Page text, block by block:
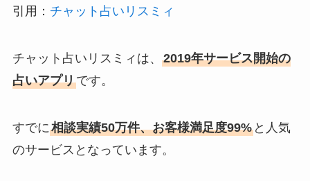
引用： チャット占いリスミィ
チャット占いリスミィは、 2019年サービス開始の
占いアプリです。
すでに相談実績50万件、お客様満足度99%と人気
のサービスとなっています。